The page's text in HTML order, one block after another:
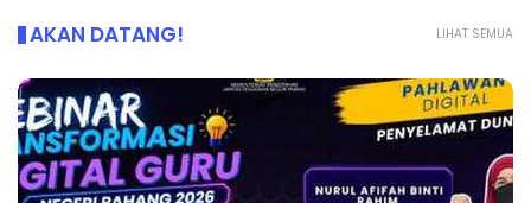
LIHAT SEMUA
AKAN DATANG!